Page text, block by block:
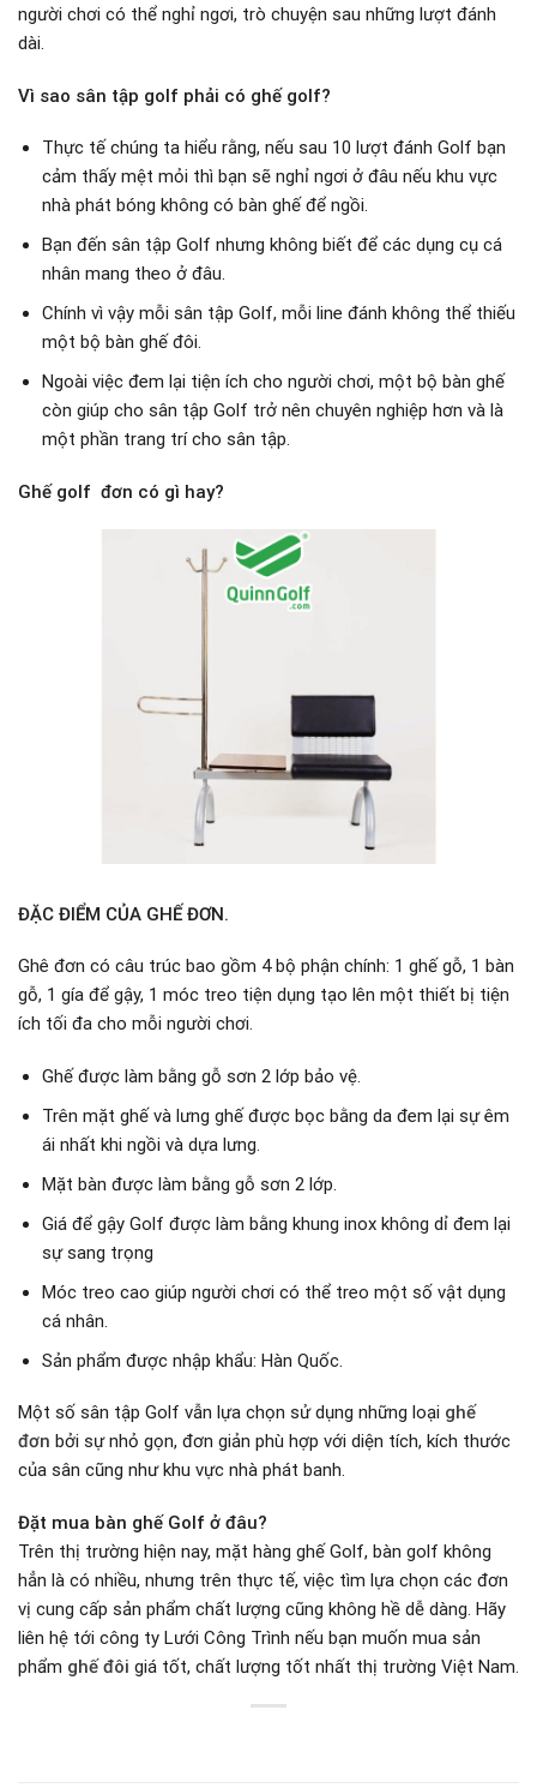
người chơi có thể nghỉ ngơi, trò chuyện sau những lượt đánh
dài.
Vì sao sân tập golf phải có ghế golf?
Thực tế chúng ta hiểu rằng, nếu sau 10 lượt đánh Golf bạn
cảm thấy mệt mỏi thì bạn sẽ nghỉ ngơi ở đâu nếu khu vực
nhà phát bóng không có bàn ghế để ngồi.
Bạn đến sân tập Golf nhưng không biết để các dụng cụ cá
nhân mang theo ở đâu.
Chính vì vậy mỗi sân tập Golf, mỗi line đánh không thể thiếu
một bộ bàn ghế đôi.
Ngoài việc đem lại tiện ích cho người chơi, một bộ bàn ghế
còn giúp cho sân tập Golf trở nên chuyên nghiệp hơn và là
một phần trang trí cho sân tập.
Ghế golf đơn có gì hay?
ĐẶC ĐIỂM CỦA GHẾ ĐƠN.
Ghê đơn có câu trúc bao gồm 4 bộ phận chính: 1 ghế gỗ, 1 bàn
gỗ, 1 gía để gậy, 1 móc treo tiện dụng tạo lên một thiết bị tiện
ích tối đa cho mỗi người chơi.
Ghế được làm bằng gỗ sơn 2 lớp bảo vệ.
Trên mặt ghế và lưng ghế được bọc bằng da đem lại sự êm
ái nhất khi ngồi và dựa lưng.
Mặt bàn được làm bằng gỗ sơn 2 lớp.
Giá để gậy Golf được làm bằng khung inox không dỉ đem lại
sự sang trọng
Móc treo cao giúp người chơi có thể treo một số vật dụng
cá nhân.
Sản phẩm được nhập khẩu: Hàn Quốc.
Một số sân tập Golf vẫn lựa chọn sử dụng những loại ghế
đơn bởi sự nhỏ gọn, đơn giản phù hợp với diện tích, kích thước
của sân cũng như khu vực nhà phát banh.
Đặt mua bàn ghế Golf ở đâu?
Trên thị trường hiện nay, mặt hàng ghế Golf, bàn golf không
hẳn là có nhiều, nhưng trên thực tế, việc tìm lựa chọn các đơn
vị cung cấp sản phẩm chất lượng cũng không hề dễ dàng. Hãy
liên hệ tới công ty Lưới Công Trình nếu bạn muốn mua sản
phẩm ghế đôi giá tốt, chất lượng tốt nhất thị trường Việt Nam.